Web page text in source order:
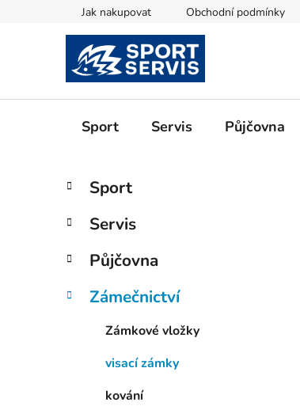
Jak nakupovat Obchodní podmínky
Sport Servis Půjčovna
P
s
r
n
Přeskočit
kategorie
K
a
e
o
i
Sport
Servis
Půjčovna
Zámečnictví
Zámkové vložky
visací zámky
kování